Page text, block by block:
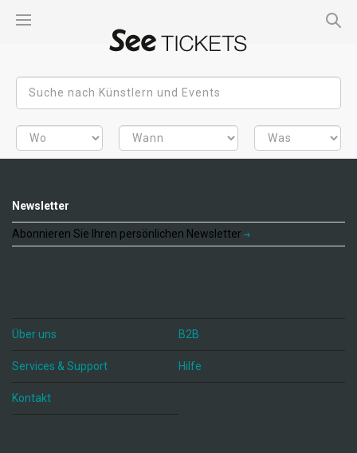
Newsletter
Abonnieren Sie Ihren persönlichen Newsletter
Über uns B2B
Services & Support Hilfe
Kontakt